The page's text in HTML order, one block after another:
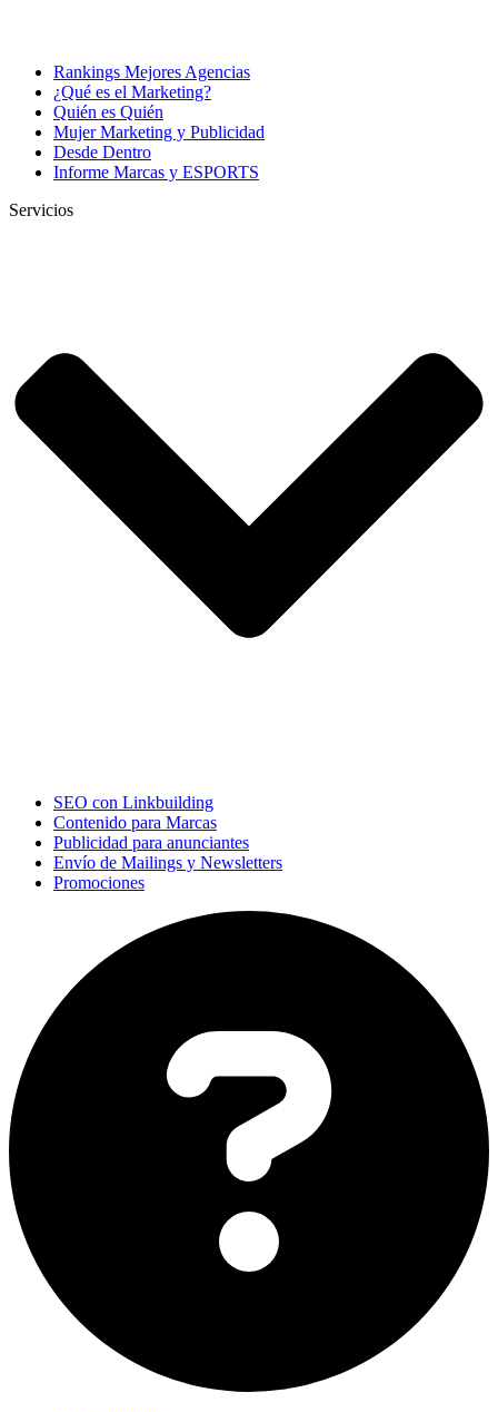
Rankings Mejores Agencias
¿Qué es el Marketing?
Quién es Quién
Mujer Marketing y Publicidad
Desde Dentro
Informe Marcas y ESPORTS
Servicios
SEO con Linkbuilding
Contenido para Marcas
Publicidad para anunciantes
Envío de Mailings y Newsletters
Promociones